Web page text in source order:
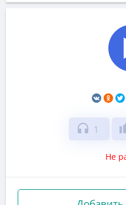
headphones 1
Не